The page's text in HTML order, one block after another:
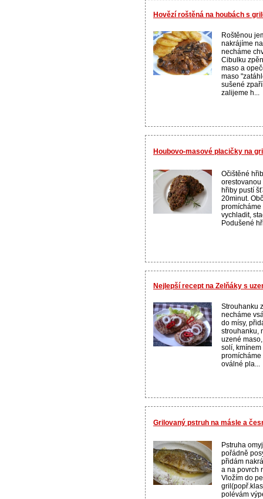
Hovězí roštěná na houbách s
Roštěnou
nakrájíme
necháme
Cibulku
maso a
maso
sušené
zalijeme h...
Houbovo-masové placičky na
Očištěné
orestovanou
hřiby pustí
20minut.
promícháme
vychladit,
Podušené
Nejlepší recept na Zelňáky s
Strouhanku
necháme
do mísy,
strouhanku,
uzené
solí,
promícháme
oválné pla...
Grilovaný pstruh na másle a
Pstruha
pořádně
přidám
a na povrch
Vložím do
polévám